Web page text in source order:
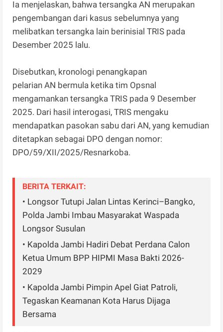
Ia menjelaskan, bahwa tersangka AN merupakan
pengembangan dari kasus sebelumnya yang
melibatkan tersangka lain berinisial TRIS pada
Desember 2025 lalu.
Disebutkan, kronologi penangkapan
pelarian AN bermula ketika tim Opsnal
mengamankan tersangka TRIS pada 9 Desember
2025. Dari hasil interogasi, TRIS mengaku
mendapatkan pasokan sabu dari AN, yang kemudian
ditetapkan sebagai DPO dengan nomor:
DPO/59/XII/2025/Resnarkoba.
BERITA TERKAIT:
• Longsor Tutupi Jalan Lintas Kerinci–Bangko,
Polda Jambi Imbau Masyarakat Waspada
Longsor Susulan
• Kapolda Jambi Hadiri Debat Perdana Calon
Ketua Umum BPP HIPMI Masa Bakti 2026-
2029
• Kapolda Jambi Pimpin Apel Giat Patroli,
Tegaskan Keamanan Kota Harus Dijaga
Bersama